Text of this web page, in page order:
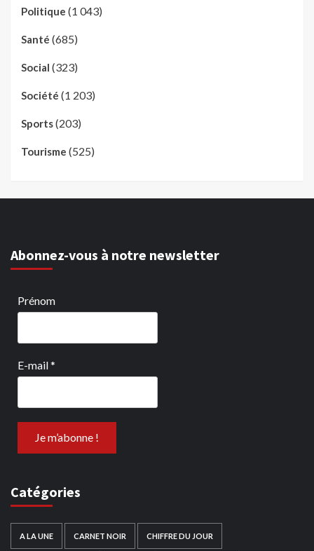
Politique (1 043)
Santé (685)
Social (323)
Société (1 203)
Sports(203)
Tourisme (525)
Abonnez-vous à notre newsletter
Prénom
E-mail*
Catégories
A LA UNE CARNET NOIR CHIFFRE DU JOUR